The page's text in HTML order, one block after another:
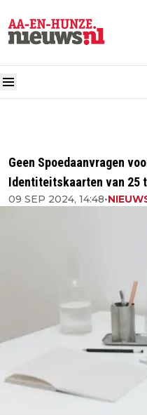
Geen Spoedaanvragen
Identiteitskaarten van 25
09 SEP 2024, 14:48•